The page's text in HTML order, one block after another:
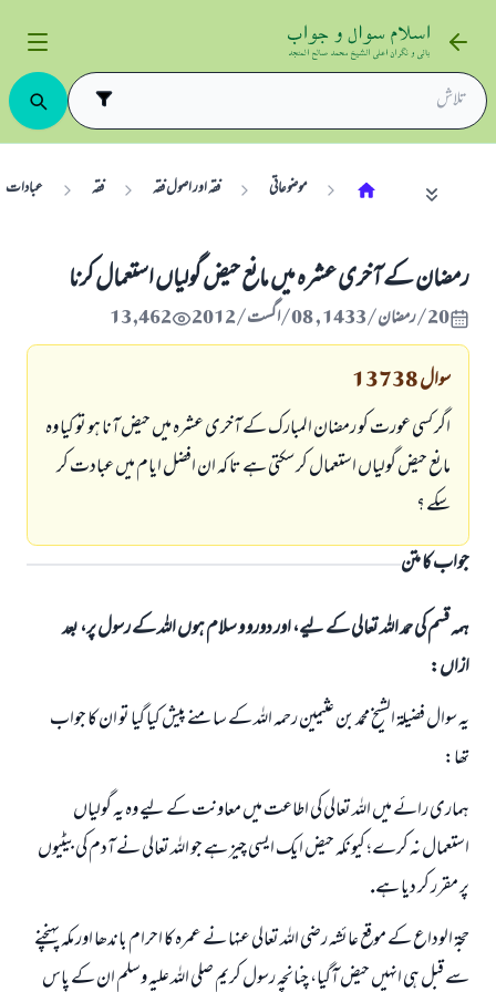
موضوعاتی فقہ اور اصول فقہ فقہ عبادات
رمضان كے آخرى عشرہ ميں مانع حيض گولياں استعمال كرنا
20/رمضان/1433 , 08/اگست/2012 13,462
سوال13738
اگر كسى عورت كو رمضان المبارك كے آخرى عشرہ ميں حيض آنا ہو تو كيا وہ
مانع حيض گولياں استعمال كر سكتى ہے تا كہ ان افضل ايام ميں عبادت كر
سكے ؟
جواب کا متن
ہمہ قسم کی حمد اللہ تعالی کے لیے، اور دورو و سلام ہوں اللہ کے رسول پر، بعد
ازاں:
يہ سوال فضيلۃ الشيخ محمد بن عثيمين رحمہ اللہ كے سامنے پيش كيا گيا تو ان كا جواب
تھا:
ہمارى رائے ميں اللہ تعالى كى اطاعت ميں معاونت كے ليے وہ يہ گولياں
استعمال نہ كرے؛ كيونكہ حيض ايك ايسى چيز ہے جو اللہ تعالى نے آدم كى بيٹيوں
پر مقرر كر ديا ہے.
حجۃ الوداع كے موقع عائشہ رضى اللہ تعالى عنہا نے عمرہ كا احرام باندھا اور مكہ پہنچنے
سے قبل ہى انہيں حيض آگيا، چنانچہ رسول كريم صلى اللہ عليہ وسلم ان كے پاس